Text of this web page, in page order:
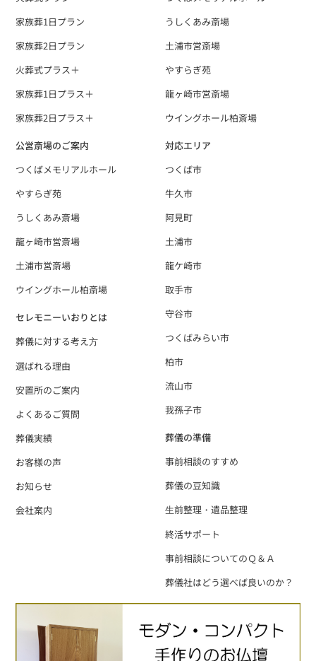
家族葬1日プラン
家族葬2日プラン
火葬式プラス＋
家族葬1日プラス＋
家族葬2日プラス＋
うしくあみ斎場
土浦市営斎場
やすらぎ苑
龍ヶ崎市営斎場
ウイングホール柏斎場
公営斎場のご案内
つくばメモリアルホール
やすらぎ苑
うしくあみ斎場
龍ヶ崎市営斎場
土浦市営斎場
ウイングホール柏斎場
対応エリア
つくば市
牛久市
阿見町
土浦市
龍ケ崎市
取手市
守谷市
つくばみらい市
柏市
流山市
我孫子市
セレモニーいおりとは
葬儀に対する考え⽅
選ばれる理由
安置所のご案内
よくあるご質問
葬儀実績
お客様の声
お知らせ
会社案内
葬儀の準備
事前相談のすすめ
葬儀の豆知識
⽣前整理・遺品整理
終活サポート
事前相談についてのＱ＆Ａ
葬儀社はどう選べば良いのか？